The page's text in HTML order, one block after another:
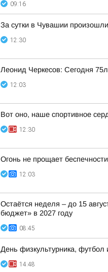
09:16
За сутки в Чувашии
12:30
Леонид Черкесов: Сегодня
12:03
Вот оно, наше спортивное
12:30
Огонь не прощает
12:03
Остаётся неделя – до 15
бюджет» в 2027 году
08:45
День физкультурника, футбол
14:48